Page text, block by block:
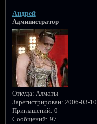
Андрей
Администратор
Откуда: Алматы
Зарегистрирован: 2006-03-10
Приглашений: 0
Сообщений: 97